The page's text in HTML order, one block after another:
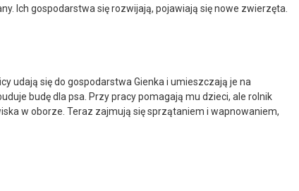
Ich gospodarstwa się rozwijają, pojawiają się nowe zwierzęta.
udają się do gospodarstwa Gienka i umieszczają je na
budę dla psa. Przy pracy pomagają mu dzieci, ale rolnik
w oborze. Teraz zajmują się sprzątaniem i wapnowaniem,